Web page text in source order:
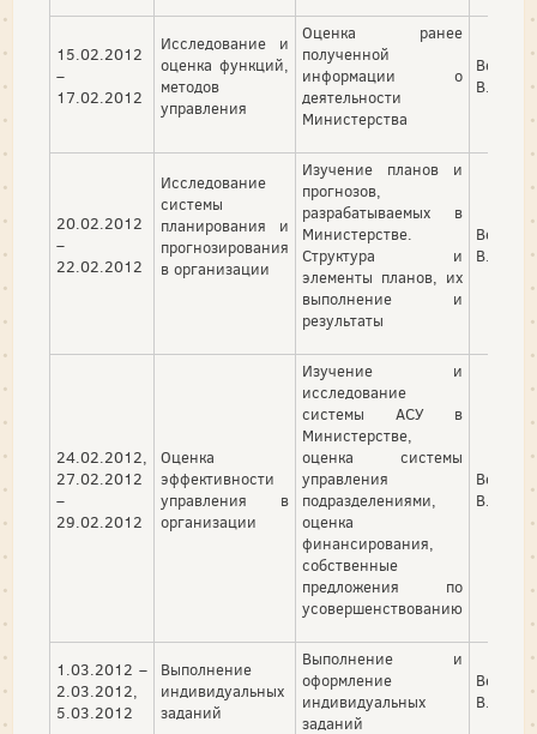
15.02.2012
–
17.02.2012
Исследование и
оценка функций,
методов
управления
Оценка ранее
полученной
информации о
деятельности
Министерства
В. П.
20.02.2012
–
22.02.2012
Исследование
системы
планирования и
прогнозирования
в организации
Изучение планов и
прогнозов,
разрабатываемых в
Министерстве.
Структура и
элементы планов, их
выполнение и
результаты
В. П.
24.02.2012,
27.02.2012
–
29.02.2012
Оценка
эффективности
управления в
организации
Изучение и
исследование
системы АСУ в
Министерстве,
оценка системы
управления
подразделениями,
оценка
финансирования,
собственные
предложения по
усовершенствованию
В. П.
1.03.2012 –
2.03.2012,
5.03.2012
Выполнение
индивидуальных
заданий
Выполнение и
оформление
индивидуальных
заданий
В. П.